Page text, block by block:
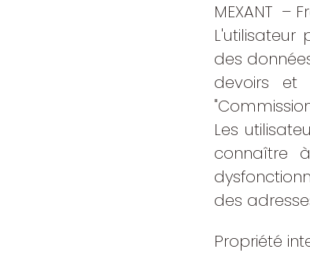
MEXANT –
des
devoirs et
Les
connaître
des
Propriété